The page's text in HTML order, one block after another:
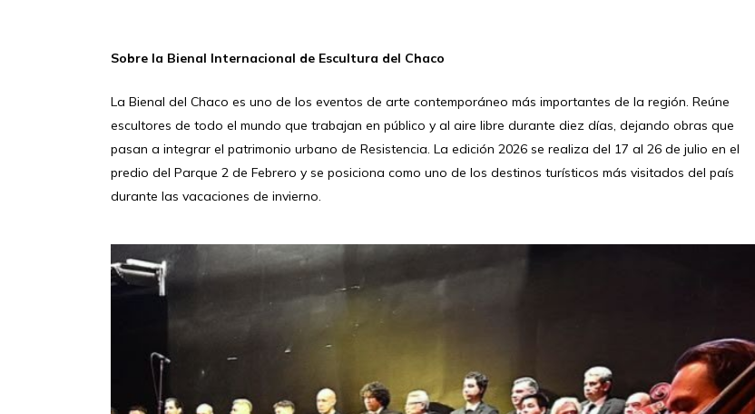
Sobre la Bienal Internacional de Escultura del Chaco
La Bienal del Chaco es uno de los eventos de arte contemporáneo más importantes de la región. Reúne
escultores de todo el mundo que trabajan en público y al aire libre durante diez días, dejando obras que
pasan a integrar el patrimonio urbano de Resistencia. La edición 2026 se realiza del 17 al 26 de julio en el
predio del Parque 2 de Febrero y se posiciona como uno de los destinos turísticos más visitados del país
durante las vacaciones de invierno.